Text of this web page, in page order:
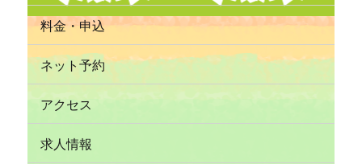
料金・申込
ネット予約
アクセス
求人情報